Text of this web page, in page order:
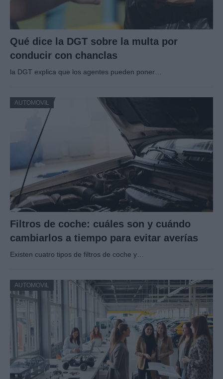
Qué dice la DGT sobre la multa por
conducir con chanclas
la DGT explica que los agentes pueden poner…
AUTOMOVIL
Filtros de coche: cuáles son y cuándo
cambiarlos a tiempo para evitar averías
Existen cuatro tipos de filtros de coche y…
AUTOMOVIL